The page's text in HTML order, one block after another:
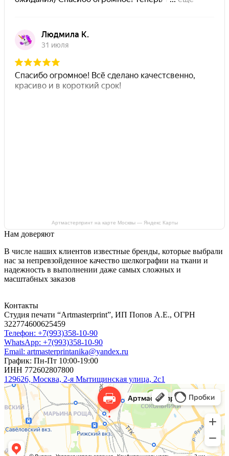
Артмастерпринт на карте Москвы — Яндекс Карты
Нам доверяют
В числе наших клиентов известные бренды, которые выбрали
нас за непревзойденное качество шелкографии на ткани и
надежность в выполнении даже самых сложных и
масштабных заказов
Контакты
Студия печати “Artmasterprint”, ИП Попов А.Е., ОГРН
322774600625459
Телефон: +7(993)358-10-90
WhatsApp: +7(993)358-10-90
Email: artmasterprintanika@yandex.ru
График: Пн-Пт 10:00-19:00
ИНН 772602807800
129626, Москва, 2-я Мытищинская улица, 2с1